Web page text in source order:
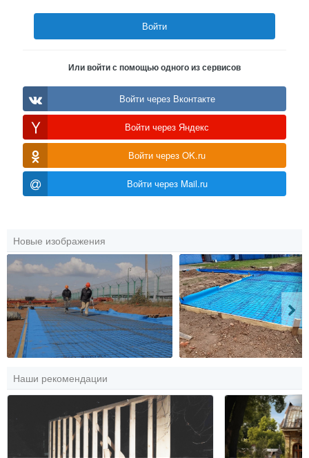
Войти
Или войти с помощью одного из сервисов
Войти через Вконтакте
Войти через Яндекс
Войти через OK.ru
Войти через Mail.ru
Новые изображения
Наши рекомендации